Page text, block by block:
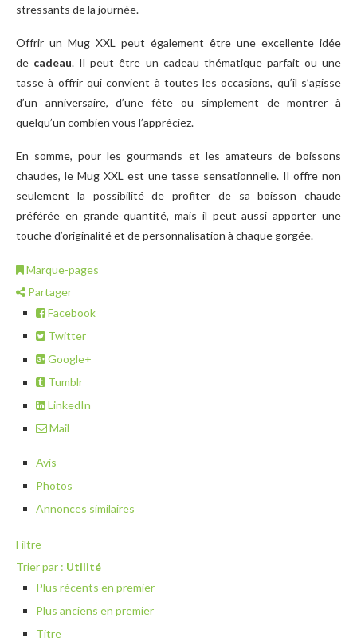
stressants de la journée.
Offrir un Mug XXL peut également être une excellente idée
de cadeau. Il peut être un cadeau thématique parfait ou une
tasse à offrir qui convient à toutes les occasions, qu’il s’agisse
d’un anniversaire, d’une fête ou simplement de montrer à
quelqu’un combien vous l’appréciez.
En somme, pour les gourmands et les amateurs de boissons
chaudes, le Mug XXL est une tasse sensationnelle. Il offre non
seulement la possibilité de profiter de sa boisson chaude
préférée en grande quantité, mais il peut aussi apporter une
touche d’originalité et de personnalisation à chaque gorgée.
Marque-pages
Partager
Facebook
Twitter
Google+
Tumblr
LinkedIn
Mail
Avis
Photos
Annonces similaires
Filtre
Trier par : Utilité
Plus récents en premier
Plus anciens en premier
Titre